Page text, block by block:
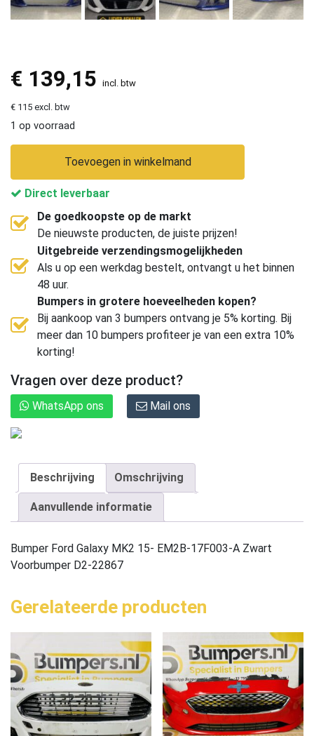
€ 139,15 incl. btw
€ 115 excl. btw
1 op voorraad
Toevoegen in winkelmand
Direct leverbaar
De goedkoopste op de markt
De nieuwste producten, de juiste prijzen!
Uitgebreide verzendingsmogelijkheden
Als u op een werkdag bestelt, ontvangt u het binnen
48 uur.
Bumpers in grotere hoeveelheden kopen?
Bij aankoop van 3 bumpers ontvang je 5% korting. Bij
meer dan 10 bumpers profiteer je van een extra 10%
korting!
Vragen over deze product?
WhatsApp ons Mail ons
Beschrijving Omschrijving
Aanvullende informatie
Bumper Ford Galaxy MK2 15- EM2B-17F003-A Zwart
Voorbumper D2-22867
Gerelateerde producten